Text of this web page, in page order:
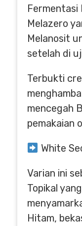
Melazero
Melanosit
setelah di
Terbukti
mencegah
pemakaian
White
Varian ini
Topikal
Hitam,